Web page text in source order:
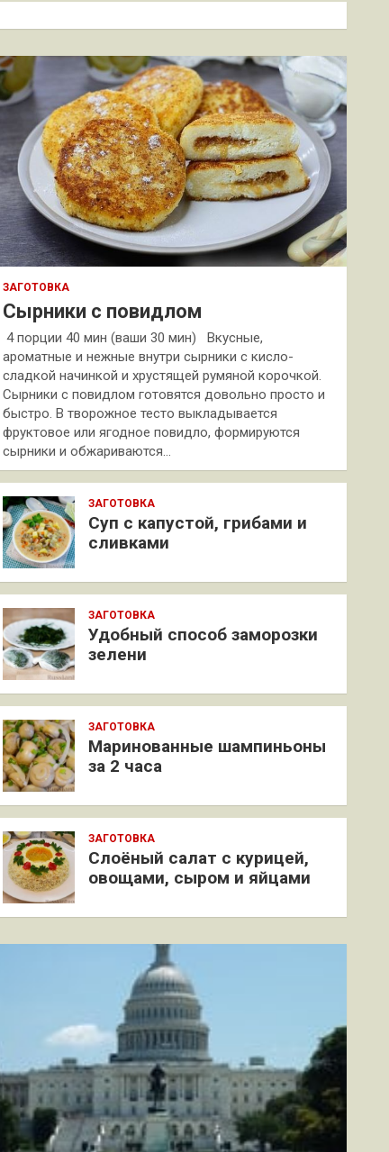
к
ЗАГОТОВКА
Сырники с повидлом
4 порции 40 мин (ваши 30 мин) Вкусные,
ароматные и нежные внутри сырники с кисло-
сладкой начинкой и хрустящей румяной корочкой.
Сырники с повидлом готовятся довольно просто и
быстро. В творожное тесто выкладывается
фруктовое или ягодное повидло, формируются
сырники и обжариваются…
ЗАГОТОВКА
Суп с капустой, грибами и
сливками
ЗАГОТОВКА
Удобный способ заморозки
зелени
ЗАГОТОВКА
Маринованные шампиньоны
за 2 часа
ЗАГОТОВКА
Слоёный салат с курицей,
овощами, сыром и яйцами